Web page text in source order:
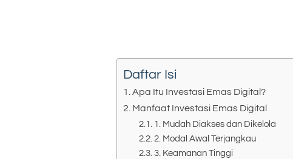
Daftar Isi
Apa Itu Investasi Emas Digital?
Manfaat Investasi Emas Digital
1. Mudah Diakses dan Dikelola
2. Modal Awal Terjangkau
3. Keamanan Tinggi